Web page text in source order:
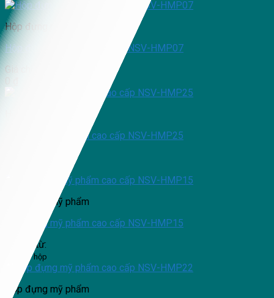
Hộp đựng mỹ phẩm
Hộp đựng mỹ phẩm cao cấp NSV-HMP07
Giá chỉ từ:
Hộp đựng mỹ phẩm cao cấp NSV-HMP25
Hộp đựng mỹ phẩm
Hộp đựng mỹ phẩm cao cấp NSV-HMP15
Giá chỉ từ:
/1 hộp
Hộp đựng mỹ phẩm